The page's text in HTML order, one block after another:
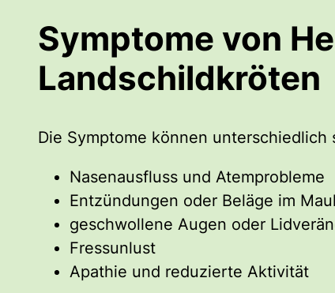
Symptome von
Landschildkröten
Die Symptome können
Nasenausfluss und Atemprobleme
Entzündungen oder Beläge im Maul
geschwollene Augen oder
Fressunlust
Apathie und reduzierte Aktivität